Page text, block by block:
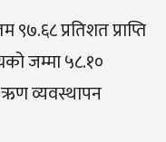
प्रतिशत प्राप्ति
जम्मा ५८.१०
ऋण व्यवस्थापन